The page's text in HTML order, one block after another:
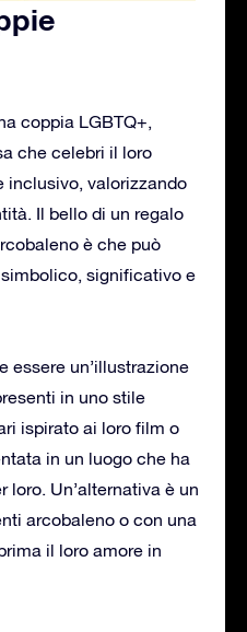
coppia LGBTQ+,
che celebri il loro
inclusivo, valorizzando
Il bello di un regalo
è che può
significativo e
essere un’illustrazione
in uno stile
ispirato ai loro film o
in un luogo che ha
loro. Un’alternativa è un
arcobaleno o con una
il loro amore in